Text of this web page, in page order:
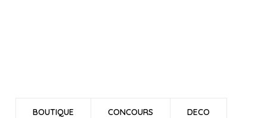
BOUTIQUE CONCOURS DECO